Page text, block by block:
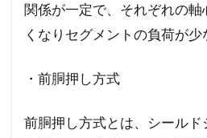
関係が一定で、それぞれの軸
くなりセグメントの負荷が少
・前胴押し方式
前胴押し方式とは、シールド